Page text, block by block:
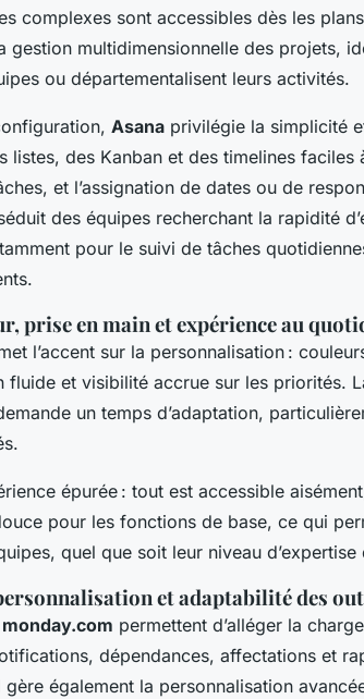
complexes sont accessibles dès les
gestion multidimensionnelle des projets,
ou départementalisent leurs activités.
Asana privilégie la simplicité
listes, des Kanban et des timelines faciles
et l’assignation de dates ou de
des équipes recherchant la rapidité
pour le suivi de tâches
prise en main et expérience au
l’accent sur la personnalisation :
fluide et visibilité accrue sur les priorités.
un temps d’adaptation,
épurée : tout est accessible
pour les fonctions de base, ce qui
quel que soit leur niveau d’expertise
et adaptabilité des
permettent d’alléger la
dépendances, affectations et
gère également la personnalisation